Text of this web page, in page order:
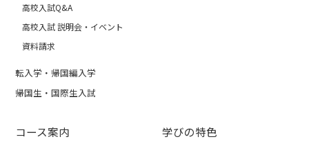
高校入試Q&A
高校入試 説明会・イベント
資料請求
転入学・帰国編入学
帰国生・国際生入試
コース案内 学びの特色